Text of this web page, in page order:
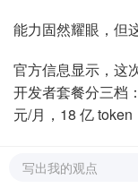
能力固然耀眼，但
官方信息显示，这
开发者套餐分三档
元/月，18 亿 token
换算下来，Max
倍用量。
写出我的观点